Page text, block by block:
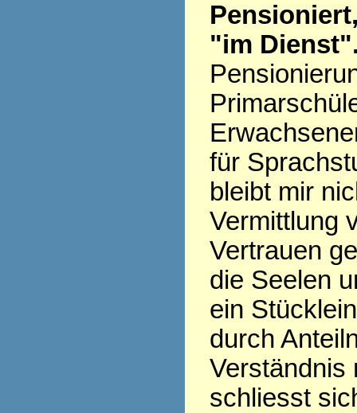
"im
für
bleibt mir
Vermittlung
Vertrauen
die Seelen
ein
durch
Verständnis
schliesst